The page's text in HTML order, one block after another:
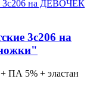
3с206 на
ПА 5% + эластан